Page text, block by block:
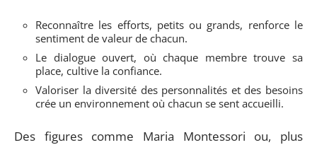
Reconnaître les efforts, petits ou grands, renforce le
sentiment de valeur de chacun.
Le dialogue ouvert, où chaque membre trouve sa
place, cultive la confiance.
Valoriser la diversité des personnalités et des besoins
crée un environnement où chacun se sent accueilli.
Des figures comme Maria Montessori ou, plus